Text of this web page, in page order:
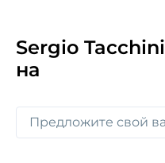
Sergio Tacchini
на